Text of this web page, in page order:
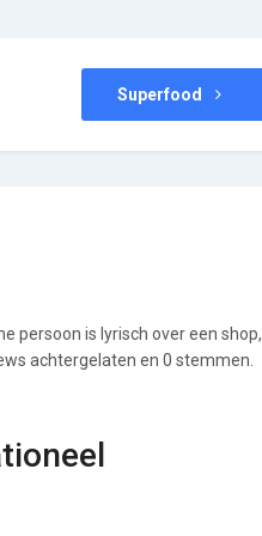
Superfood
persoon is lyrisch over een shop,
achtergelaten en 0 stemmen.